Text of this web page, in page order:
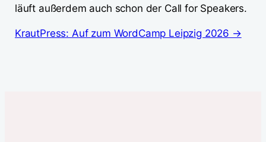
läuft außerdem auch schon der Call for Speakers.
KrautPress: Auf zum WordCamp Leipzig 2026 →